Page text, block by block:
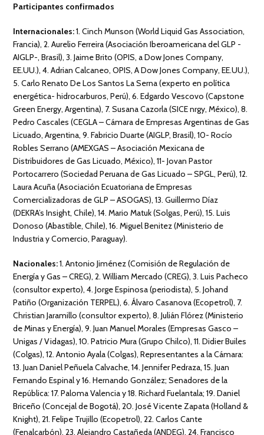
Participantes confirmados
Internacionales:1. Cinch Munson (World Liquid Gas Association,
Francia), 2. Aurelio Ferreira (Asociación Iberoamericana del GLP -
AIGLP-, Brasil), 3. Jaime Brito (OPIS, a Dow Jones Company,
EE.UU.), 4. Adrian Calcaneo, OPIS, A Dow Jones Company, EE.UU.),
5. Carlo Renato De Los Santos La Serna (experto en política
energética- hidrocarburos, Perú), 6. Edgardo Vescovo (Capstone
Green Energy, Argentina), 7. Susana Cazorla (SICE nrgy, México), 8.
Pedro Cascales (CEGLA – Cámara de Empresas Argentinas de Gas
Licuado, Argentina, 9. Fabricio Duarte (AIGLP, Brasil), 10- Rocío
Robles Serrano (AMEXGAS – Asociación Mexicana de
Distribuidores de Gas Licuado, México), 11- Jovan Pastor
Portocarrero (Sociedad Peruana de Gas Licuado – SPGL, Perú), 12.
Laura Acuña (Asociación Ecuatoriana de Empresas
Comercializadoras de GLP – ASOGAS), 13. Guillermo Díaz
(DEKRA’s Insight, Chile), 14. Mario Matuk (Solgas, Perú), 15. Luis
Donoso (Abastible, Chile), 16. Miguel Benitez (Ministerio de
Industria y Comercio, Paraguay).
Nacionales:1. Antonio Jiménez (Comisión de Regulación de
Energía y Gas – CREG), 2. William Mercado (CREG), 3. Luis Pacheco
(consultor experto), 4. Jorge Espinosa (periodista), 5. Johand
Patiño (Organización TERPEL), 6. Álvaro Casanova (Ecopetrol), 7.
Christian Jaramillo (consultor experto), 8. Julián Flórez (Ministerio
de Minas y Energía), 9. Juan Manuel Morales (Empresas Gasco –
Unigas / Vidagas), 10. Patricio Mura (Grupo Chilco), 11. Didier Builes
(Colgas), 12. Antonio Ayala (Colgas), Representantes a la Cámara:
13. Juan Daniel Peñuela Calvache, 14. Jennifer Pedraza, 15. Juan
Fernando Espinal y 16. Hernando González; Senadores de la
República: 17. Paloma Valencia y 18. Richard Fuelantala; 19. Daniel
Briceño (Concejal de Bogotá), 20. José Vicente Zapata (Holland &
Knight), 21. Felipe Trujillo (Ecopetrol), 22. Carlos Cante
(Fenalcarbón), 23. Alejandro Castañeda (ANDEG), 24. Francisco